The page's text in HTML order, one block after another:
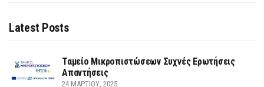
Latest Posts
Ταμείο Μικροπιστώσεων Συχνές Ερωτήσεις
Απαντήσεις
24 ΜΑΡΤΊΟΥ, 2025